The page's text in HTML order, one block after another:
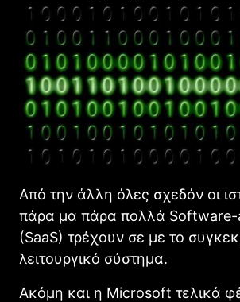
Από την άλλη όλες σχεδόν οι
πάρα μα πάρα πολλά Software-
(SaaS) τρέχουν σε με το
λειτουργικό σύστημα.
Ακόμη και η Microsoft τελικά